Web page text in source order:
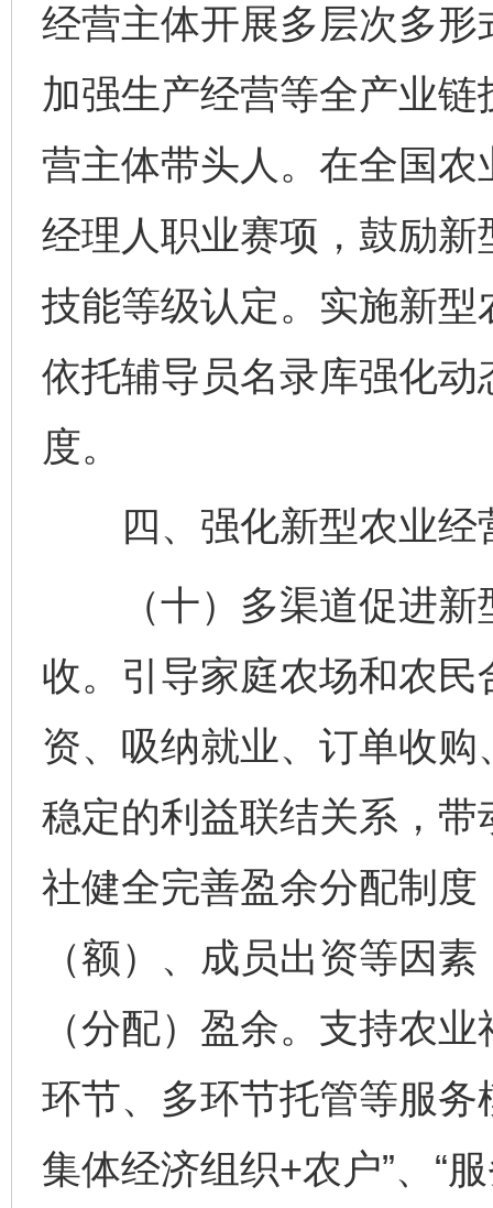
经营主体开展多层次多
加强生产经营等全产业
营主体带头人。在全国
经理人职业赛项，鼓励
技能等级认定。实施新
依托辅导员名录库强化
度。
四、强化新型农业经
（十）多渠道促进新
收。引导家庭农场和农
资、吸纳就业、订单收
稳定的利益联结关系，
社健全完善盈余分配制
（额）、成员出资等因
（分配）盈余。支持农
环节、多环节托管等服务
集体经济组织+农户”、“